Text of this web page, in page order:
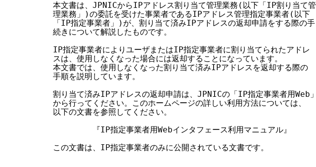
  本文書は、JPNICからIPアドレス割り当て管理業務(以下「IP割り当て管
  理業務」)の委託を受けた事業者であるIPアドレス管理指定事業者(以下
  「IP指定事業者」)が、割り当て済みIPアドレスの返却申請をする際の手
  続きについて解説したものです。
  IP指定事業者によりユーザまたはIP指定事業者に割り当てられたアドレ
  スは、使用しなくなった場合には返却することになっています。
  本文書では、使用しなくなった割り当て済みIPアドレスを返却する際の
  手順を説明しています。
  割り当て済みIPアドレスの返却申請は、JPNICの「IP指定事業者用Web」
  から行ってください。このホームページの詳しい利用方法については、
  以下の文書を参照してください。
          『IP指定事業者用Webインタフェース利用マニュアル』
  この文書は、IP指定事業者のみに公開されている文書です。